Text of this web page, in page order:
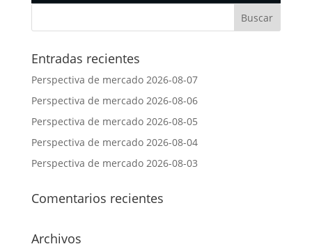
Entradas recientes
Perspectiva de mercado 2026-08-07
Perspectiva de mercado 2026-08-06
Perspectiva de mercado 2026-08-05
Perspectiva de mercado 2026-08-04
Perspectiva de mercado 2026-08-03
Comentarios recientes
Archivos